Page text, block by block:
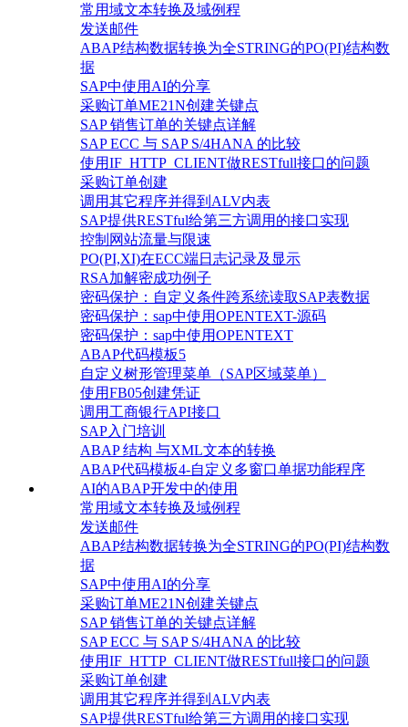
常用域文本转换及域例程
发送邮件
ABAP结构数据转换为全STRING的PO(PI)结构数
据
SAP中使用AI的分享
采购订单ME21N创建关键点
SAP 销售订单的关键点详解
SAP ECC 与 SAP S/4HANA 的比较
使用IF_HTTP_CLIENT做RESTfull接口的问题
采购订单创建
调用其它程序并得到ALV内表
SAP提供RESTful给第三方调用的接口实现
控制网站流量与限速
PO(PI,XI)在ECC端日志记录及显示
RSA加解密成功例子
密码保护：自定义条件跨系统读取SAP表数据
密码保护：sap中使用OPENTEXT-源码
密码保护：sap中使用OPENTEXT
ABAP代码模板5
自定义树形管理菜单（SAP区域菜单）
使用FB05创建凭证
调用工商银行API接口
SAP入门培训
ABAP 结构 与XML文本的转换
ABAP代码模板4-自定义多窗口单据功能程序
AI的ABAP开发中的使用
常用域文本转换及域例程
发送邮件
ABAP结构数据转换为全STRING的PO(PI)结构数
据
SAP中使用AI的分享
采购订单ME21N创建关键点
SAP 销售订单的关键点详解
SAP ECC 与 SAP S/4HANA 的比较
使用IF_HTTP_CLIENT做RESTfull接口的问题
采购订单创建
调用其它程序并得到ALV内表
SAP提供RESTful给第三方调用的接口实现